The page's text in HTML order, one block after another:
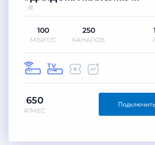
100
МБИТ/С
250
КАНАЛОВ
650
₽/МЕС